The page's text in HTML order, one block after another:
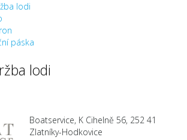
lodi
páska
lodi
Boatservice, K Cihelně 56, 252 41
Zlatníky-Hodkovice